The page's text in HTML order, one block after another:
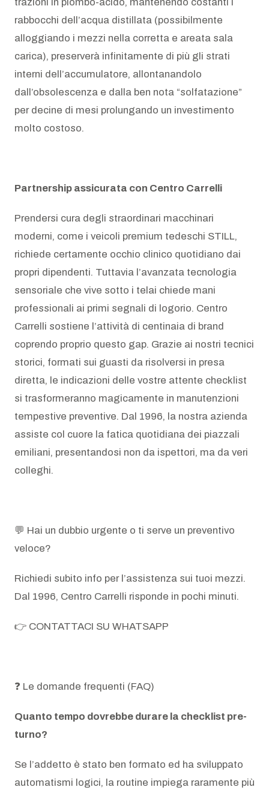
rabbocchi dell’acqua distillata (possibilmente
alloggiando i mezzi nella corretta e areata sala
carica), preserverà infinitamente di più gli strati
interni dell’accumulatore, allontanandolo
dall’obsolescenza e dalla ben nota “solfatazione”
per decine di mesi prolungando un investimento
molto costoso.
Partnership assicurata con Centro Carrelli
Prendersi cura degli straordinari macchinari
moderni, come i veicoli premium tedeschi STILL,
richiede certamente occhio clinico quotidiano dai
propri dipendenti. Tuttavia l’avanzata tecnologia
sensoriale che vive sotto i telai chiede mani
professionali ai primi segnali di logorio. Centro
Carrelli sostiene l’attività di centinaia di brand
coprendo proprio questo gap. Grazie ai nostri tecnici
storici, formati sui guasti da risolversi in presa
diretta, le indicazioni delle vostre attente checklist
si trasformeranno magicamente in manutenzioni
tempestive preventive. Dal 1996, la nostra azienda
assiste col cuore la fatica quotidiana dei piazzali
emiliani, presentandosi non da ispettori, ma da veri
colleghi.
💬 Hai un dubbio urgente o ti serve un preventivo
veloce?
Richiedi subito info per l’assistenza sui tuoi mezzi.
Dal 1996, Centro Carrelli risponde in pochi minuti.
👉 CONTATTACI SU WHATSAPP
❓ Le domande frequenti (FAQ)
Quanto tempo dovrebbe durare la checklist pre-
turno?
Se l’addetto è stato ben formato ed ha sviluppato
automatismi logici, la routine impiega raramente più